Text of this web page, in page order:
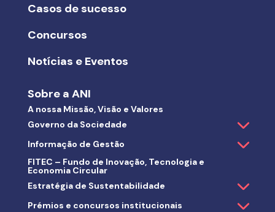
Casos de sucesso
Concursos
Notícias e Eventos
Sobre a ANI
A nossa Missão, Visão e Valores
Governo da Sociedade
Informação de Gestão
FITEC – Fundo de Inovação, Tecnologia e
Economia Circular
Estratégia de Sustentabilidade
Prémios e concursos institucionais